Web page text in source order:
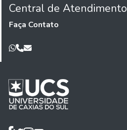
Central de Atendimento
Faça Contato